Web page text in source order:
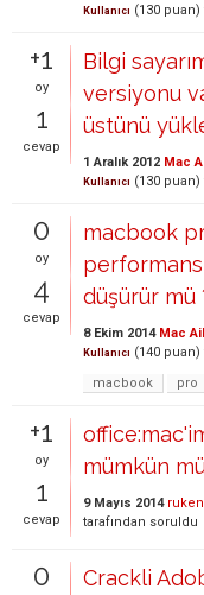
Kullanıcı (130 puan)
+1
oy
1
cevap
Bilgi
versiyonu
üstünü
1 Aralık 2012 Mac
Kullanıcı (130 puan)
0
oy
4
cevap
macbook
düşürür mü
8 Ekim 2014 Mac
Kullanıcı (140 puan)
macbook
pro
+1
oy
1
cevap
mümkün
9 Mayıs 2014
tarafından soruldu
0
Crackli